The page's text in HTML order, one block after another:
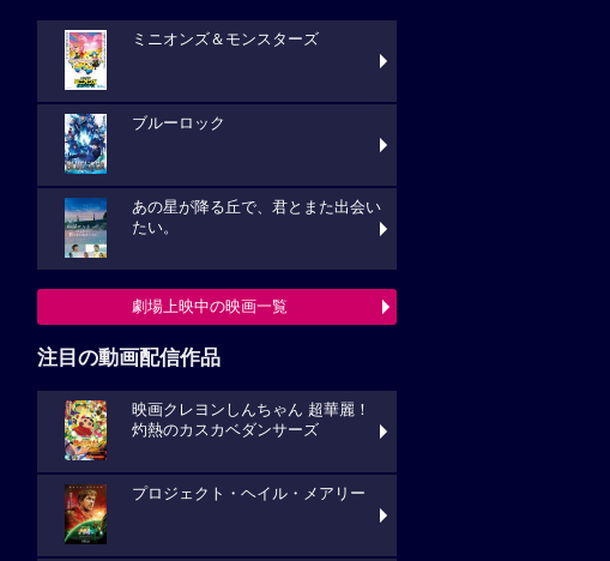
ミニオンズ＆モンスターズ
ブルーロック
あの星が降る丘で、君とまた出会い
たい。
劇場上映中の映画一覧
注目の動画配信作品
映画クレヨンしんちゃん 超華麗！
灼熱のカスカベダンサーズ
プロジェクト・ヘイル・メアリー